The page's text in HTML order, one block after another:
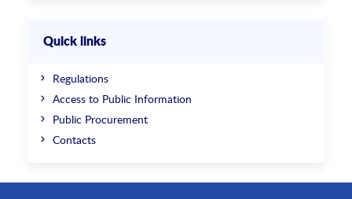
Quick links
Regulations
Access to Public Information
Public Procurement
Contacts